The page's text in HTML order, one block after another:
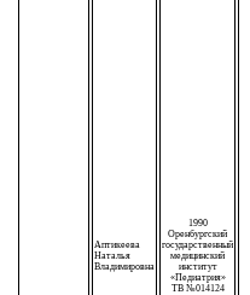
Аптикеева
Наталья
Владимировна
1990
Оренбургский
государственный
медицинский
институт
«Педиатрия»
ТВ №014124